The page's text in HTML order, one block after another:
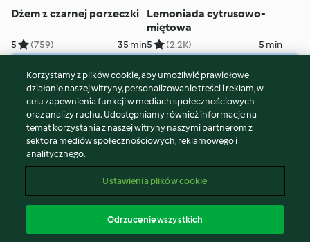
Dżem z czarnej porzeczki
5 (759) 35 min
Lemoniada cytrusowo-
miętowa
5 (2.2K) 5 min
© Copyright 2026
Warunki korzystania
Polityka prywatności
Disclaimer
Znak wydawcy
Zgłoś treść
Oświadczenie o dostępności
Korzystamy z plików cookie, aby umożliwić prawidłowe
działanie naszej witryny, personalizowanie treści i reklam, w
celu zapewnienia funkcji w mediach społecznościowych
oraz analizy ruchu. Udostępniamy również informacje na
temat korzystania z naszej witryny naszymi partnerom z
sektora mediów społecznościowych, reklamowego i
analitycznego.
Ustawienia plików cookie
Odrzucenie wszystkich